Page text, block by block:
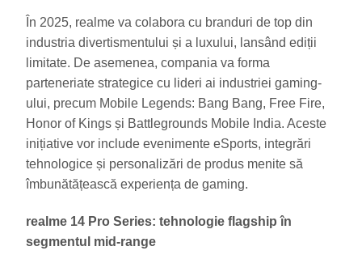
În 2025, realme va colabora cu branduri de top din
industria divertismentului și a luxului, lansând ediții
limitate. De asemenea, compania va forma
parteneriate strategice cu lideri ai industriei gaming-
ului, precum Mobile Legends: Bang Bang, Free Fire,
Honor of Kings și Battlegrounds Mobile India. Aceste
inițiative vor include evenimente eSports, integrări
tehnologice și personalizări de produs menite să
îmbunătățească experiența de gaming.
realme 14 Pro Series: tehnologie flagship în
segmentul mid-range